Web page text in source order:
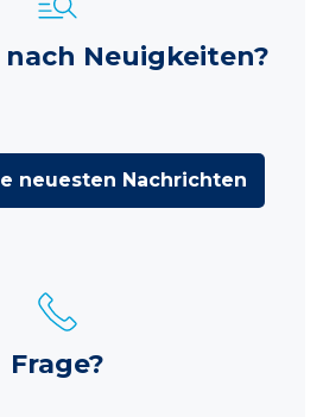
nach Neuigkeiten?
neuesten Nachrichten
Frage?